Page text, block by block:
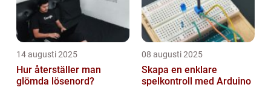
14 augusti 2025
Hur återställer man
glömda lösenord?
08 augusti 2025
Skapa en enklare
spelkontroll med Arduino